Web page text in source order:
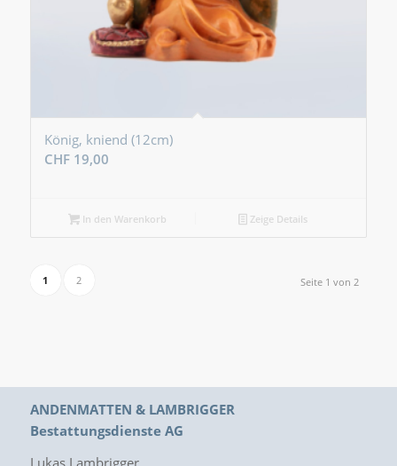
König, kniend (12cm)
CHF19,00
In den Warenkorb Zeige Details
Seite 1 von 2
1 2
ANDENMATTEN & LAMBRIGGER
Bestattungsdienste AG